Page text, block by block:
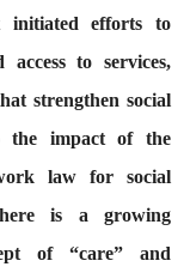
initiated efforts to
to services,
strengthen social
the impact of the
law for social
is a growing
of “care” and